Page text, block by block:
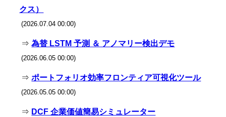
クス）
(2026.07.04 00:00)
⇒為替 LSTM 予測 ＆ アノマリー検出デモ
(2026.06.05 00:00)
⇒ポートフォリオ効率フロンティア可視化ツール
(2026.05.05 00:00)
⇒ DCF 企業価値簡易シミュレーター